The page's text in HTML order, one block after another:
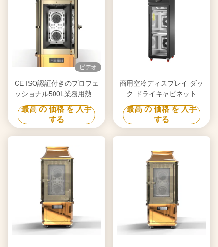
ビデオ
CE ISO認証付きのプロフェ
ッショナル500L業務用熱風
循環オーブン、鶏肉、アヒ
ル、ラム、豚のロースト用
最高 の 価格 を 入手
する
商用空冷ディスプレイ ダッ
ク ドライキャビネット
最高 の 価格 を 入手
する